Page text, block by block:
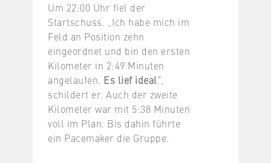
Um 22:00 Uhr fiel der
Startschuss. „Ich habe mich im
Feld an Position zehn
eingeordnet und bin den ersten
Kilometer in 2:49 Minuten
angelaufen. Es lief ideal“,
schildert er. Auch der zweite
Kilometer war mit 5:38 Minuten
voll im Plan. Bis dahin führte
ein Pacemaker die Gruppe.